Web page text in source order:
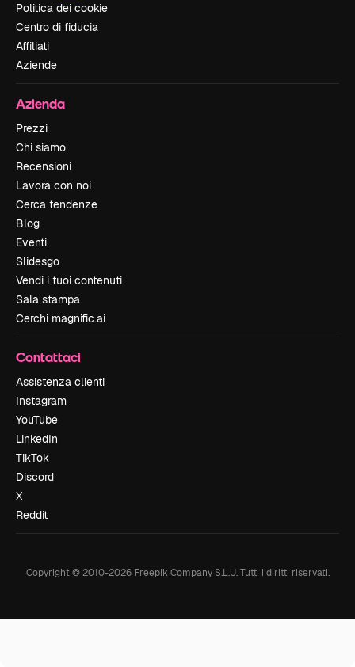
Politica dei cookie
Centro di fiducia
Affiliati
Aziende
Azienda
Prezzi
Chi siamo
Recensioni
Lavora con noi
Cerca tendenze
Blog
Eventi
Slidesgo
Vendi i tuoi contenuti
Sala stampa
Cerchi magnific.ai
Contattaci
Assistenza clienti
Instagram
YouTube
LinkedIn
TikTok
Discord
X
Reddit
Copyright © 2010-2026Freepik Company S.L.U. Tutti i diritti riservati.